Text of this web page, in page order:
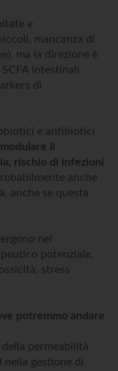
e
mancanza di
ma la direzione è
intestinali
di
e antibiotici
modulare il
rischio di infezioni
anche
anche se questa
nel
potenziale,
stress
potremmo andare
permeabilità
gestione di